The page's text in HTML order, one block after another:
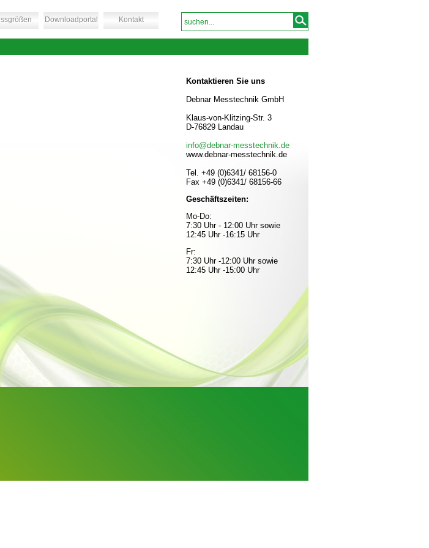
Downloadportal Kontakt
Kontaktieren Sie uns
Debnar Messtechnik GmbH
Klaus-von-Klitzing-Str. 3
D-76829 Landau
info@debnar-messtechnik.de
www.debnar-messtechnik.de
Tel. +49 (0)6341/ 68156-0
Fax +49 (0)6341/ 68156-66
Geschäftszeiten:
Mo-Do:
7:30 Uhr - 12:00 Uhr sowie
12:45 Uhr -16:15 Uhr
Fr:
7:30 Uhr -12:00 Uhr sowie
12:45 Uhr -15:00 Uhr